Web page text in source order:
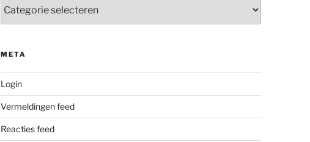
META
Login
Vermeldingen feed
Reacties feed